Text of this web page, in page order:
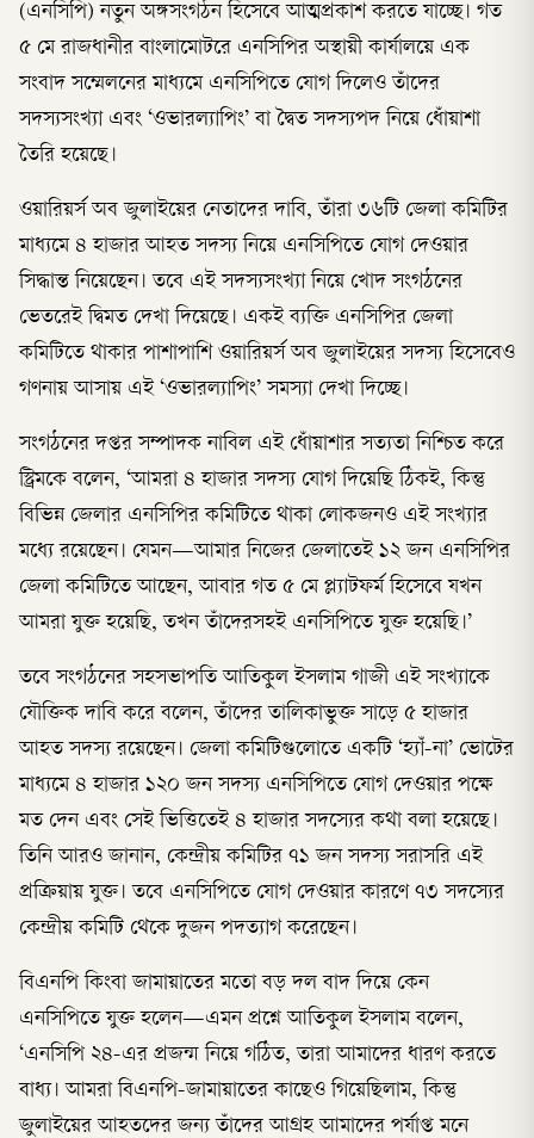
(এনসিপি) নতুন অঙ্গসংগঠন হিসেবে আত্মপ্রকাশ করতে যাচ্ছে। গত
৫ মে রাজধানীর বাংলামোটরে এনসিপির অস্থায়ী কার্যালয়ে এক
সংবাদ সম্মেলনের মাধ্যমে এনসিপিতে যোগ দিলেও তাঁদের
সদস্যসংখ্যা এবং ‘ওভারল্যাপিং’ বা দ্বৈত সদস্যপদ নিয়ে ধোঁয়াশা
তৈরি হয়েছে।
ওয়ারিয়র্স অব জুলাইয়ের নেতাদের দাবি, তাঁরা ৩৬টি জেলা কমিটির
মাধ্যমে ৪ হাজার আহত সদস্য নিয়ে এনসিপিতে যোগ দেওয়ার
সিদ্ধান্ত নিয়েছেন। তবে এই সদস্যসংখ্যা নিয়ে খোদ সংগঠনের
ভেতরেই দ্বিমত দেখা দিয়েছে। একই ব্যক্তি এনসিপির জেলা
কমিটিতে থাকার পাশাপাশি ওয়ারিয়র্স অব জুলাইয়ের সদস্য হিসেবেও
গণনায় আসায় এই ‘ওভারল্যাপিং’ সমস্যা দেখা দিচ্ছে।
সংগঠনের দপ্তর সম্পাদক নাবিল এই ধোঁয়াশার সত্যতা নিশ্চিত করে
স্ট্রিমকে বলেন, ‘আমরা ৪ হাজার সদস্য যোগ দিয়েছি ঠিকই, কিন্তু
বিভিন্ন জেলার এনসিপির কমিটিতে থাকা লোকজনও এই সংখ্যার
মধ্যে রয়েছেন। যেমন—আমার নিজের জেলাতেই ১২ জন এনসিপির
জেলা কমিটিতে আছেন, আবার গত ৫ মে প্ল্যাটফর্ম হিসেবে যখন
আমরা যুক্ত হয়েছি, তখন তাঁদেরসহই এনসিপিতে যুক্ত হয়েছি।’
তবে সংগঠনের সহসভাপতি আতিকুল ইসলাম গাজী এই সংখ্যাকে
যৌক্তিক দাবি করে বলেন, তাঁদের তালিকাভুক্ত সাড়ে ৫ হাজার
আহত সদস্য রয়েছেন। জেলা কমিটিগুলোতে একটি ‘হ্যাঁ-না’ ভোটের
মাধ্যমে ৪ হাজার ১২০ জন সদস্য এনসিপিতে যোগ দেওয়ার পক্ষে
মত দেন এবং সেই ভিত্তিতেই ৪ হাজার সদস্যের কথা বলা হয়েছে।
তিনি আরও জানান, কেন্দ্রীয় কমিটির ৭১ জন সদস্য সরাসরি এই
প্রক্রিয়ায় যুক্ত। তবে এনসিপিতে যোগ দেওয়ার কারণে ৭৩ সদস্যের
কেন্দ্রীয় কমিটি থেকে দুজন পদত্যাগ করেছেন।
বিএনপি কিংবা জামায়াতের মতো বড় দল বাদ দিয়ে কেন
এনসিপিতে যুক্ত হলেন—এমন প্রশ্নে আতিকুল ইসলাম বলেন,
‘এনসিপি ২৪-এর প্রজন্ম নিয়ে গঠিত, তারা আমাদের ধারণ করতে
বাধ্য। আমরা বিএনপি-জামায়াতের কাছেও গিয়েছিলাম, কিন্তু
জুলাইয়ের আহতদের জন্য তাঁদের আগ্রহ আমাদের পর্যাপ্ত মনে